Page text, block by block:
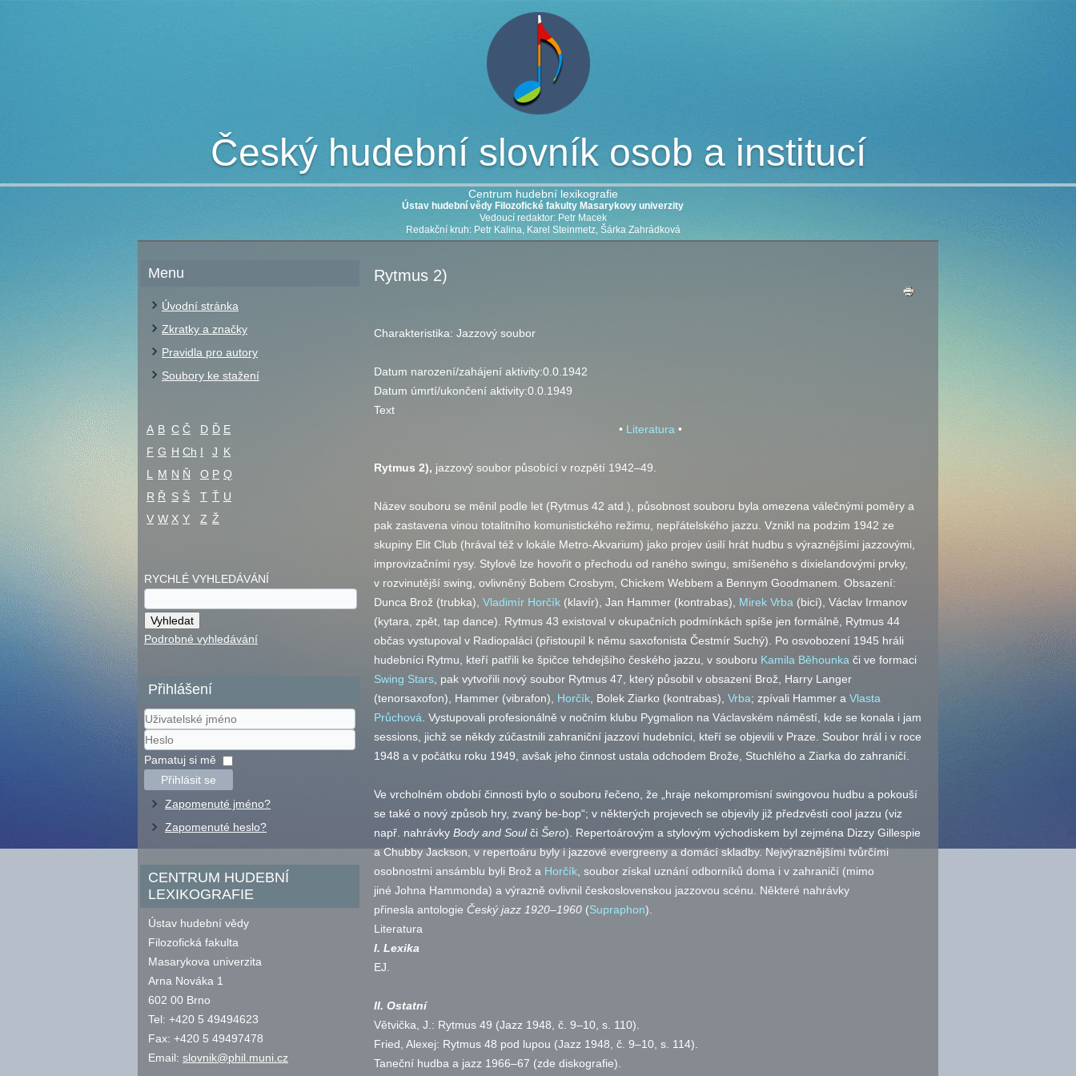
Český hudební slovník osob a institucí
Centrum hudební lexikografie
Ústav hudební vědy Filozofické fakulty Masarykovy univerzity
Vedoucí redaktor: Petr Macek
Redakční kruh: Petr Kalina, Karel Steinmetz, Šárka Zahrádková
Menu
Úvodní stránka
Zkratky a značky
Pravidla pro autory
Soubory ke stažení
A B C Č D Ď E
F G H Ch I J K
L
M N Ň O P Q
R Ř S Š T Ť U
V W X Y Z Ž
RYCHLÉ VYHLEDÁVÁNÍ
Podrobné vyhledávání
Přihlášení
Uživatelské
jméno
Heslo
Pamatuj si mě
Přihlásit se
Zapomenuté jméno?
Zapomenuté heslo?
CENTRUM HUDEBNÍ
LEXIKOGRAFIE
Ústav hudební vědy
Filozofická fakulta
Masarykova univerzita
Arna Nováka 1
602 00 Brno
Tel: +420 5 49494623
Fax: +420 5 49497478
Email: slovnik@phil.muni.cz
Rytmus 2)
Charakteristika: Jazzový soubor
Datum narození/zahájení aktivity:0.0.1942
Datum úmrtí/ukončení aktivity:0.0.1949
Text
• Literatura •
Rytmus 2), jazzový soubor působící v rozpětí 1942–49.
Název souboru se měnil podle let (Rytmus 42 atd. ), působnost souboru byla omezena válečnými poměry a
pak zastavena vinou totalitního komunistického režimu, nepřátelského jazzu. Vznikl na podzim 1942 ze
skupiny Elit Club (hrával též v lokále Metro-Akvarium) jako projev úsilí hrát hudbu s výraznějšími jazzovými,
improvizačními rysy. Stylově lze hovořit o přechodu od raného swingu, smíšeného s dixielandovými prvky,
v rozvinutější swing, ovlivněný Bobem Crosbym, Chickem Webbem a Bennym Goodmanem. Obsazení:
Dunca Brož (trubka), Vladimír Horčík (klavír), Jan Hammer (kontrabas), Mirek Vrba (bicí), Václav Irmanov
(kytara, zpět, tap dance). Rytmus 43 existoval v okupačních podmínkách spíše jen formálně, Rytmus 44
občas vystupoval v Radiopaláci (přistoupil k němu saxofonista Čestmír Suchý). Po osvobození 1945 hráli
hudebníci Rytmu, kteří patřili ke špičce tehdejšího českého jazzu, v souboru Kamila Běhounka či ve formaci
Swing Stars , pak vytvořili nový soubor Rytmus 47, který působil v obsazení Brož, Harry Langer
(tenorsaxofon), Hammer (vibrafon), Horčík , Bolek Ziarko (kontrabas), Vrba; zpívali Hammer a Vlasta
Průchová . Vystupovali profesionálně v nočním klubu Pygmalion na Václavském náměstí, kde se konala i jam
sessions, jichž se někdy zúčastnili zahraniční jazzoví hudebníci, kteří se objevili v Praze. Soubor hrál i v roce
1948 a v počátku roku 1949, avšak jeho činnost ustala odchodem Brože, Stuchlého a Ziarka do zahraničí.
Ve vrcholném období činnosti bylo o souboru řečeno, že „hraje nekompromisní swingovou hudbu a pokouší
se také o nový způsob hry, zvaný be-bop“; v některých projevech se objevily již předzvěsti cool jazzu (viz
např. nahrávky Body and Soulči Šero). Repertoárovým a stylovým východiskem byl zejména Dizzy Gillespie
a Chubby Jackson, v repertoáru byly i jazzové evergreeny a domácí skladby. Nejvýraznějšími tvůrčími
osobnostmi ansámblu byli Brož a Horčík , soubor získal uznání odborníků doma i v zahraničí (mimo
jiné Johna Hammonda) a výrazně ovlivnil československou jazzovou scénu. Některé nahrávky
přinesla antologie Český jazz 1920–1960 (Supraphon).
Literatura
I. Lexika
EJ
II. Ostatní
Větvička, J.: Rytmus 49 (Jazz 1948, č. 9–10, s. 110).
Fried, Alexej: Rytmus 48 pod lupou (Jazz 1948, č. 9–10, s. 114).
Taneční hudba a jazz 1966–67 (zde diskografie).